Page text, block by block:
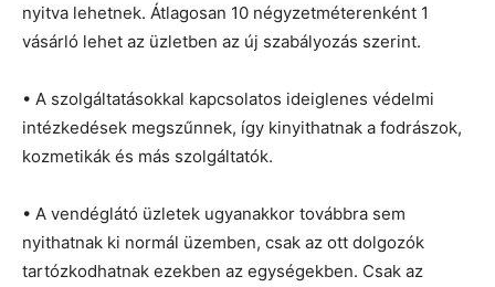
nyitva lehetnek. Átlagosan 10 négyzetméterenként 1
vásárló lehet az üzletben az új szabályozás szerint.
• A szolgáltatásokkal kapcsolatos ideiglenes védelmi
intézkedések megszűnnek, így kinyithatnak a fodrászok,
kozmetikák és más szolgáltatók.
• A vendéglátó üzletek ugyanakkor továbbra sem
nyithatnak ki normál üzemben, csak az ott dolgozók
tartózkodhatnak ezekben az egységekben. Csak az